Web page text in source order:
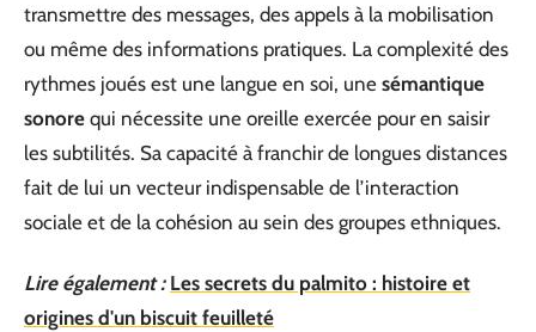
transmettre des messages, des appels à la mobilisation
ou même des informations pratiques. La complexité des
rythmes joués est une langue en soi, une sémantique
sonore qui nécessite une oreille exercée pour en saisir
les subtilités. Sa capacité à franchir de longues distances
fait de lui un vecteur indispensable de l’interaction
sociale et de la cohésion au sein des groupes ethniques.
Lire également : Les secrets du palmito : histoire et
origines d'un biscuit feuilleté